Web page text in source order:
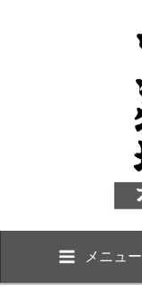
メニュー